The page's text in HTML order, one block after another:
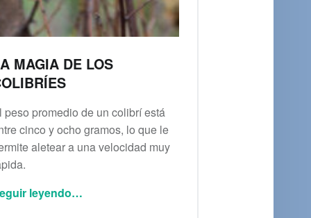
MAGIA DE LOS
peso promedio de un colibrí está
cinco y ocho gramos, lo que le
aletear a una velocidad muy
leyendo…